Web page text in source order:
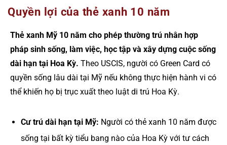
Quyền lợi của thẻ xanh 10 năm
Thẻ xanh Mỹ 10 năm cho phép thường trú nhân hợp
pháp sinh sống, làm việc, học tập và xây dựng cuộc sống
dài hạn tại Hoa Kỳ. Theo USCIS, người có Green Card có
quyền sống lâu dài tại Mỹ nếu không thực hiện hành vi có
thể khiến họ bị trục xuất theo luật di trú Hoa Kỳ.
Cư trú dài hạn tại Mỹ: Người có thẻ xanh 10 năm được
sống tại bất kỳ tiểu bang nào của Hoa Kỳ với tư cách